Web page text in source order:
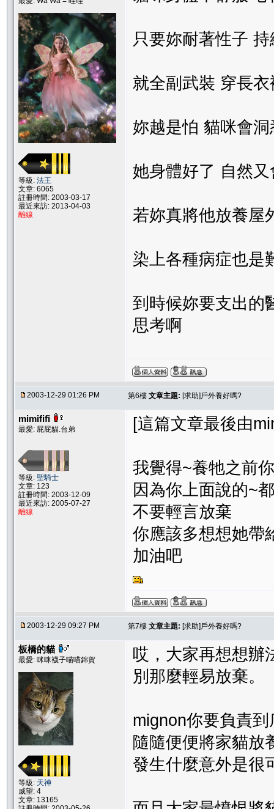
等級: 法王
文章: 6065
註冊時間: 2003-03-17
最近來訪: 2013-04-03
離線
只要妳耐著性子
就全副武裝 穿長
妳越是怕 貓咪會
她身體好了 自然
若妳真將他放養屋
染上各種病症也是
到時候妳要支出的
思考啊
2003-12-29 01:26 PM 第6樓 文章主題: [求助]戶外養好嗎?
mimififi
最愛: 屁屁貓.台弟
等級: 聖騎士
文章: 123
註冊時間: 2003-12-09
最近來訪: 2005-07-27
離線
[這篇文章最後由
我覺得~養牠之前
因為你上面說的~
不要輕言放棄
你應該多想想她帶
加油吧
2003-12-29 09:27 PM 第7樓 文章主題: [求助]戶外養好嗎?
板橋的貓
最愛: 咪咪襪子喵喵錦賀
等級: 天神
威望: 4
文章: 13165
哎，大家再想想辦
別那麼輕易放棄。
mignon你要負責到
隨隨便便將家貓放
發生什麼意外是很